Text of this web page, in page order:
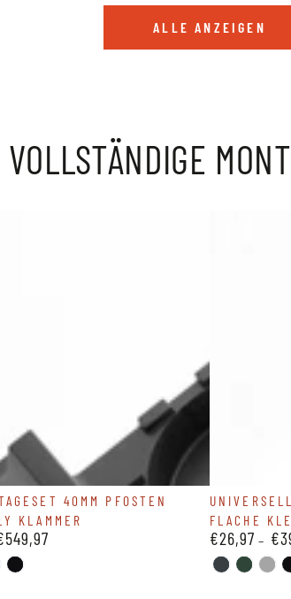
ALLE ANZEIGEN
VOLLSTÄNDIGE
40MM PFOSTEN
KLAMMER
SCHWARZ-
Universelles
flache
Klemmplatte
FLACHE
Regulärer
Preis
€26,97